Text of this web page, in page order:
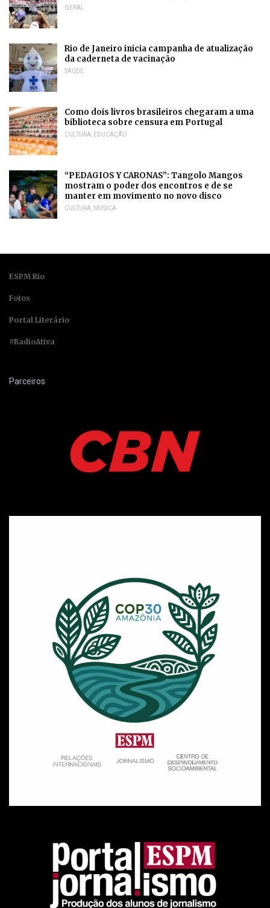
GERAL
Rio de Janeiro inicia campanha de atualização
da caderneta de vacinação
SAÚDE
Como dois livros brasileiros chegaram a uma
biblioteca sobre censura em Portugal
CULTURA, EDUCAÇÃO
“PEDAGIOS Y CARONAS”: Tangolo Mangos
mostram o poder dos encontros e de se
manter em movimento no novo disco
CULTURA, MÚSICA
ESPM Rio
Fotos
Portal Literário
#RadioAtiva
Parceiros